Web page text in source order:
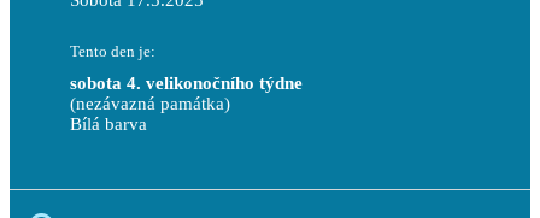
Tento den je:
sobota 4. velikonočního týdne
(nezávazná památka)
Bílá barva